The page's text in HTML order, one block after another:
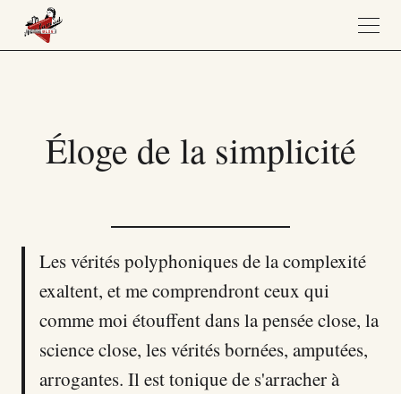
Éloge de la simplicité
Les vérités polyphoniques de la complexité
exaltent, et me comprendront ceux qui
comme moi étouffent dans la pensée close, la
science close, les vérités bornées, amputées,
arrogantes. Il est tonique de s'arracher à